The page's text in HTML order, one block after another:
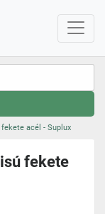
acél - Suplux
fekete